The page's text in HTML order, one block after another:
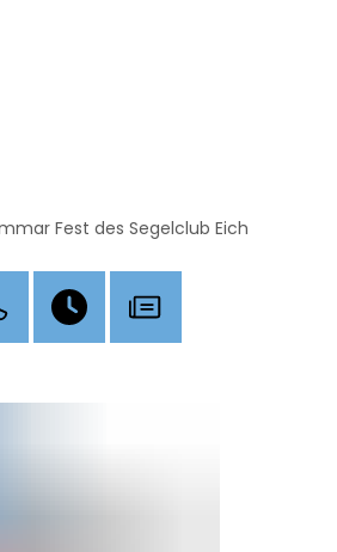
Fest des Segelclub Eich